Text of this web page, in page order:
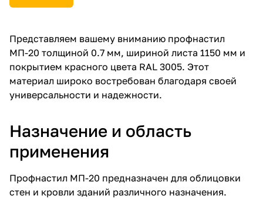
Представляем вашему вниманию профнастил
МП-20 толщиной 0.7 мм, шириной листа 1150 мм и
покрытием красного цвета RAL 3005. Этот
материал широко востребован благодаря своей
универсальности и надежности.
Назначение и область
применения
Профнастил МП-20 предназначен для облицовки
стен и кровли зданий различного назначения.